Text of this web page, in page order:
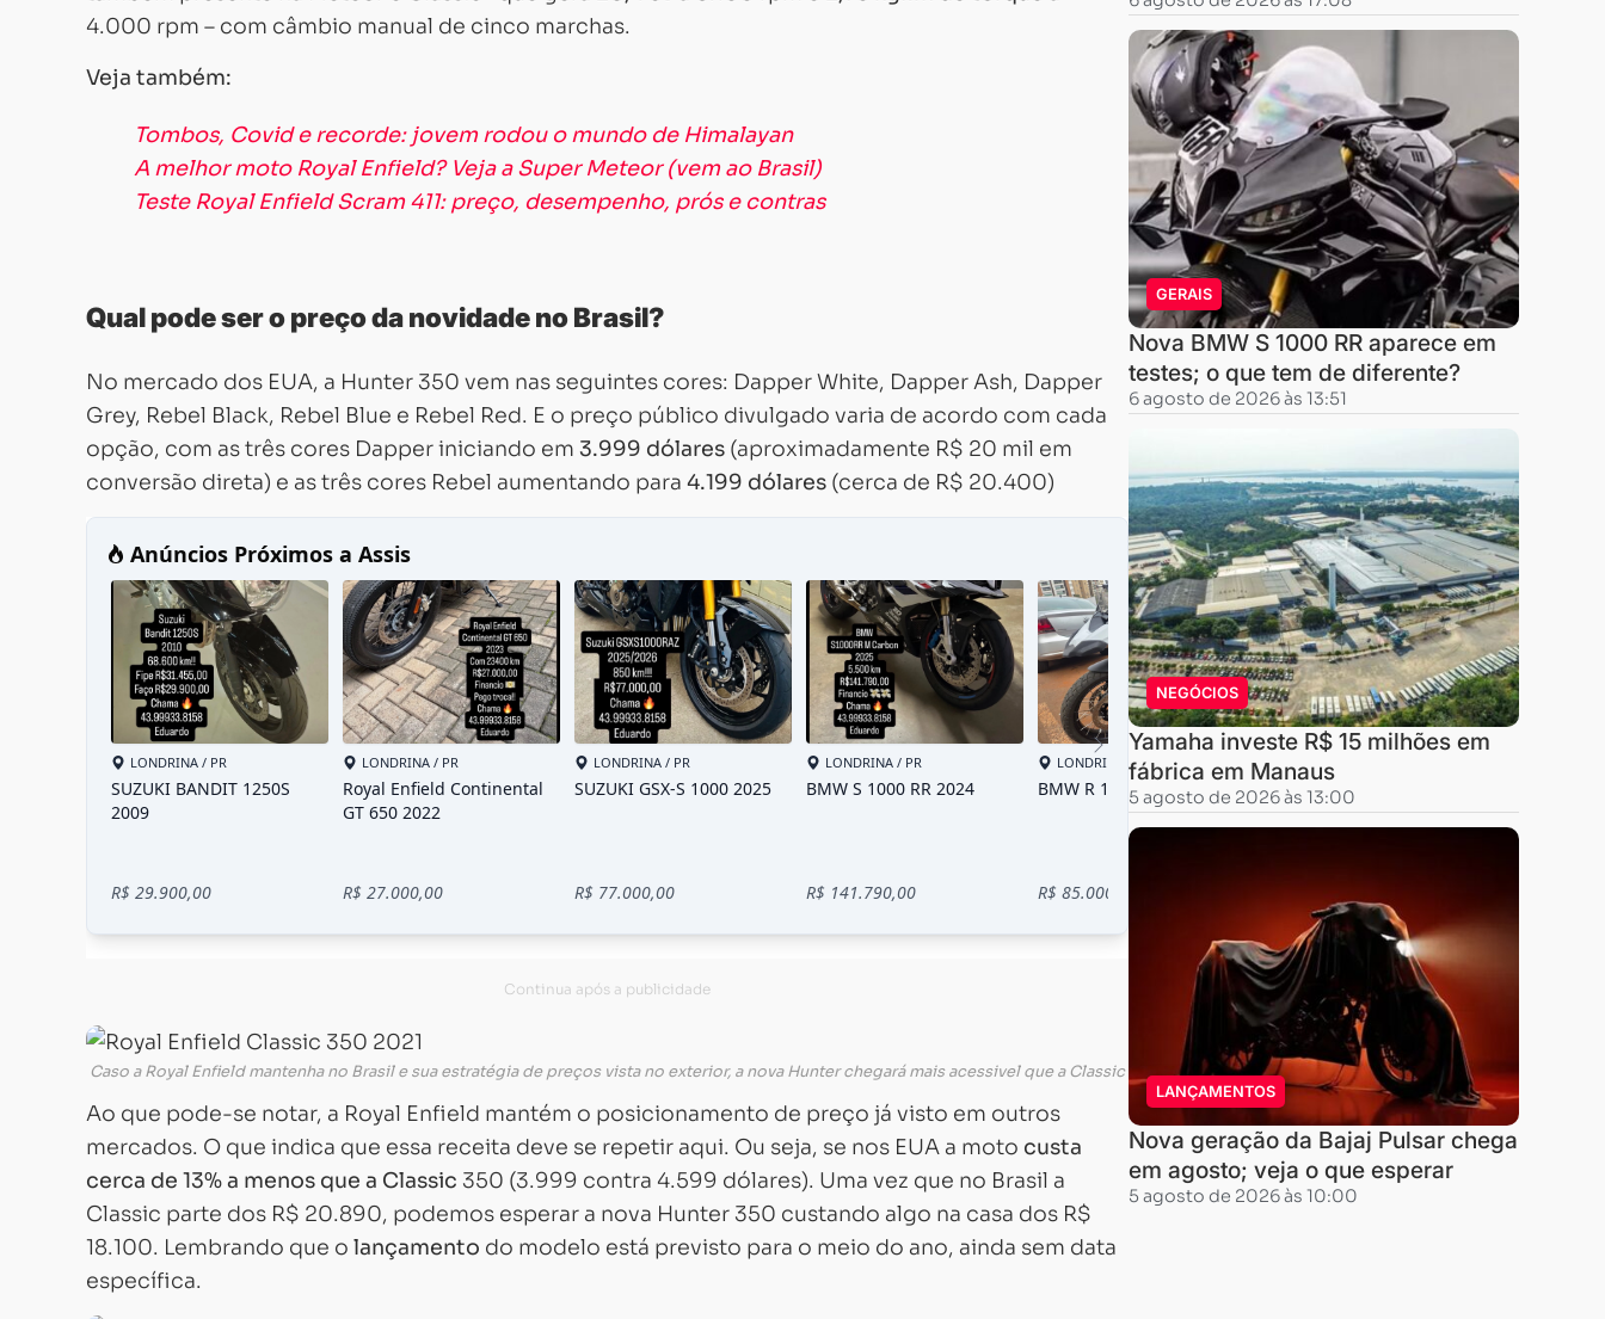
4.000 rpm – com câmbio manual de cinco marchas.
Veja também:
Tombos, Covid e recorde: jovem rodou o mundo de Himalayan
A melhor moto Royal Enfield? Veja a Super Meteor (vem ao Brasil)
Teste Royal Enfield Scram 411: preço, desempenho, prós e contras
Qual pode ser o preço da novidade no Brasil?
No mercado dos EUA, a Hunter 350 vem nas seguintes cores: Dapper White, Dapper Ash, Dapper
Grey, Rebel Black, Rebel Blue e Rebel Red. E o preço público divulgado varia de acordo com cada
opção, com as três cores Dapper iniciando em 3.999 dólares (aproximadamente R$ 20 mil em
conversão direta) e as três cores Rebel aumentando para 4.199 dólares (cerca de R$ 20.400)
Caso a Royal Enfield mantenha no Brasil e sua estratégia de preços vista no exterior, a nova Hunter chegará mais acessivel que a Classic
Ao que pode-se notar, a Royal Enfield mantém o posicionamento de preço já visto em outros
mercados. O que indica que essa receita deve se repetir aqui. Ou seja, se nos EUA a moto custa
cerca de 13% a menos que a Classic 350 (3.999 contra 4.599 dólares). Uma vez que no Brasil a
Classic parte dos R$ 20.890, podemos esperar a nova Hunter 350 custando algo na casa dos R$
18.100. Lembrando que o lançamento do modelo está previsto para o meio do ano, ainda sem data
específica.
GERAIS
Nova BMW S 1000 RR aparece em
testes; o que tem de diferente?
6 agosto de 2026 às 13:51
NEGÓCIOS
Yamaha investe R$ 15 milhões em
fábrica em Manaus
5 agosto de 2026 às 13:00
LANÇAMENTOS
Nova geração da Bajaj Pulsar chega
em agosto; veja o que esperar
5 agosto de 2026 às 10:00